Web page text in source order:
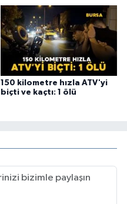
150 kilometre hızla ATV'yi
biçti ve kaçtı: 1 ölü